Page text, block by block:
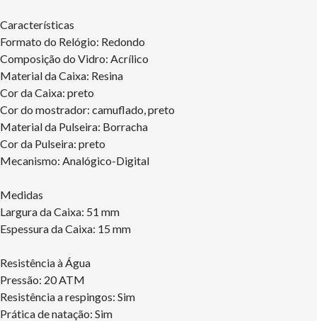
Características
Formato do Relógio: Redondo
Composição do Vidro: Acrílico
Material da Caixa: Resina
Cor da Caixa: preto
Cor do mostrador: camuflado, preto
Material da Pulseira: Borracha
Cor da Pulseira: preto
Mecanismo: Analógico-Digital
Medidas
Largura da Caixa: 51 mm
Espessura da Caixa: 15 mm
Resistência à Água
Pressão: 20 ATM
Resistência a respingos: Sim
Prática de natação: Sim